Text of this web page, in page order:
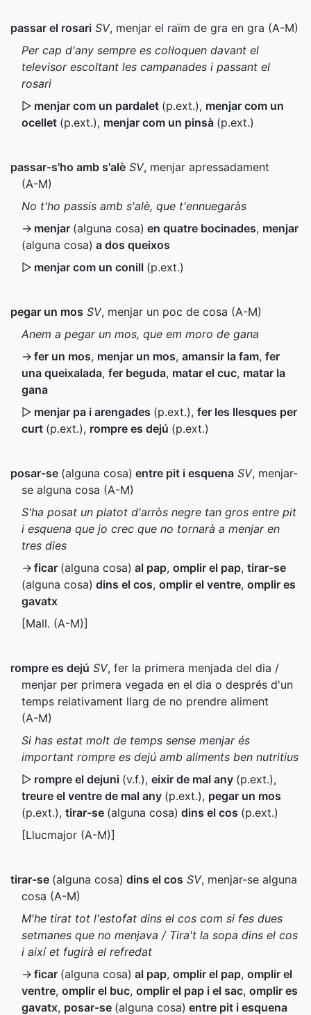
passar el rosari SV, menjar el raïm de gra en gra (A-M)
Per cap d'any sempre es col·loquen davant el
televisor escoltant les campanades i passant el
rosari
▷ menjar com un pardalet (p.ext.), menjar com un
ocellet (p.ext.), menjar com un pinsà (p.ext.)
passar-s'ho amb s'alè SV, menjar apressadament
(A-M)
No t'ho passis amb s'alè, que t'ennuegaràs
→ menjar (alguna cosa) en quatre bocinades, menjar
(alguna cosa) a dos queixos
▷ menjar com un conill (p.ext.)
pegar un mos SV, menjar un poc de cosa (A-M)
Anem a pegar un mos, que em moro de gana
→ fer un mos, menjar un mos, amansir la fam, fer
una queixalada, fer beguda, matar el cuc, matar la
gana
▷ menjar pa i arengades (p.ext.), fer les llesques per
curt (p.ext.), rompre es dejú (p.ext.)
posar-se (alguna cosa) entre pit i esquena SV, menjar-
se alguna cosa (A-M)
S'ha posat un platot d'arròs negre tan gros entre pit
i esquena que jo crec que no tornarà a menjar en
tres dies
→ ficar (alguna cosa) al pap, omplir el pap, tirar-se
(alguna cosa) dins el cos, omplir el ventre, omplir es
gavatx
[Mall. (A-M)]
rompre es dejú SV, fer la primera menjada del dia /
menjar per primera vegada en el dia o després d'un
temps relativament llarg de no prendre aliment
(A-M)
Si has estat molt de temps sense menjar és
important rompre es dejú amb aliments ben nutritius
▷ rompre el dejuni (v.f.), eixir de mal any (p.ext.),
treure el ventre de mal any (p.ext.), pegar un mos
(p.ext.), tirar-se (alguna cosa) dins el cos (p.ext.)
[Llucmajor (A-M)]
tirar-se (alguna cosa) dins el cos SV, menjar-se alguna
cosa (A-M)
M'he tirat tot l'estofat dins el cos com si fes dues
setmanes que no menjava / Tira't la sopa dins el cos
i així et fugirà el refredat
→ ficar (alguna cosa) al pap, omplir el pap, omplir el
ventre, omplir el buc, omplir el pap i el sac, omplir es
gavatx, posar-se (alguna cosa) entre pit i esquena